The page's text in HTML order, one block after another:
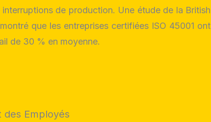
de production. Une étude de la British
que les entreprises certifiées ISO 45001 ont
de 30 % en moyenne.
des Employés